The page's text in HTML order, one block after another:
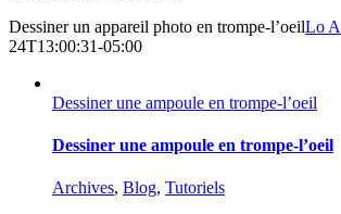
Dessiner un appareil photo en trompe-l’oeilLo
24T13:00:31-05:00
Dessiner une ampoule en trompe-l’oeil
Dessiner une ampoule en trompe-l’oeil
Archives, Blog, Tutoriels